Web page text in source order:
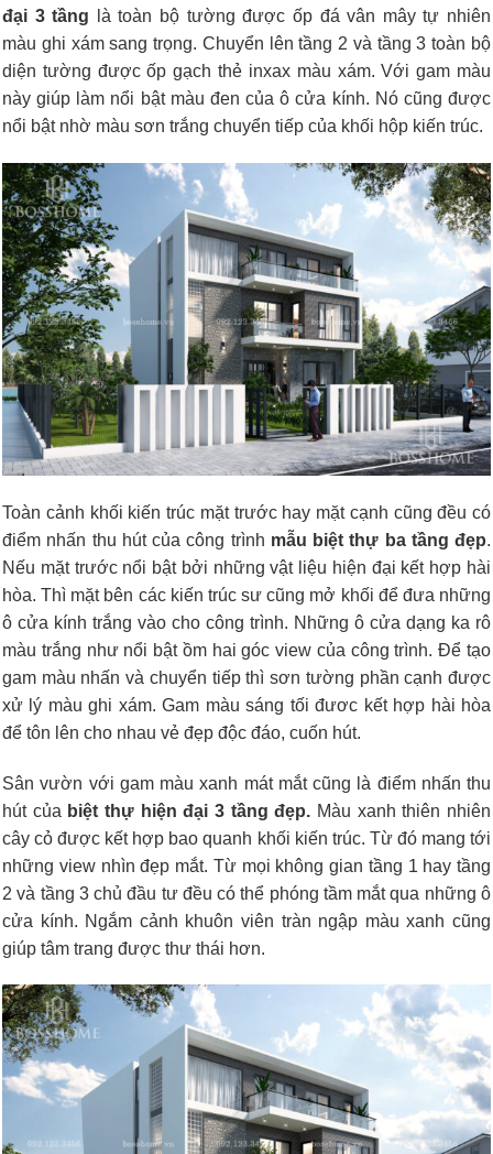
đại 3 tầng là toàn bộ tường được ốp đá vân mây tự nhiên
màu ghi xám sang trọng. Chuyển lên tầng 2 và tầng 3 toàn bộ
diện tường được ốp gạch thẻ inxax màu xám. Với gam màu
này giúp làm nổi bật màu đen của ô cửa kính. Nó cũng được
nổi bật nhờ màu sơn trắng chuyển tiếp của khối hộp kiến trúc.
Toàn cảnh khối kiến trúc mặt trước hay mặt cạnh cũng đều có
điểm nhấn thu hút của công trình mẫu biệt thự ba tầng đẹp.
Nếu mặt trước nổi bật bởi những vật liệu hiện đại kết hợp hài
hòa. Thì mặt bên các kiến trúc sư cũng mở khối để đưa những
ô cửa kính trắng vào cho công trình. Những ô cửa dạng ka rô
màu trắng như nổi bật ồm hai góc view của công trình. Để tạo
gam màu nhấn và chuyển tiếp thì sơn tường phần cạnh được
xử lý màu ghi xám. Gam màu sáng tối đươc kết hợp hài hòa
để tôn lên cho nhau vẻ đẹp độc đáo, cuốn hút.
Sân vườn với gam màu xanh mát mắt cũng là điểm nhấn thu
hút của biệt thự hiện đại 3 tầng đẹp. Màu xanh thiên nhiên
cây cỏ được kết hợp bao quanh khối kiến trúc. Từ đó mang tới
những view nhìn đẹp mắt. Từ mọi không gian tầng 1 hay tầng
2 và tầng 3 chủ đầu tư đều có thể phóng tầm mắt qua những ô
cửa kính. Ngắm cảnh khuôn viên tràn ngập màu xanh cũng
giúp tâm trang được thư thái hơn.